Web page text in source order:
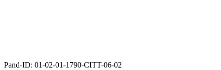
Pand-ID: 01-02-01-1790-CITT-06-02